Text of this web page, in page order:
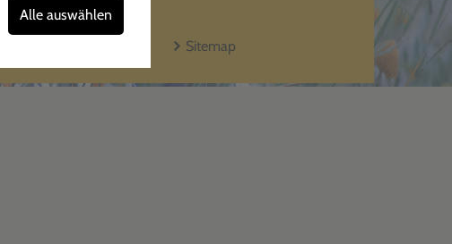
Sitemap
Alle auswählen